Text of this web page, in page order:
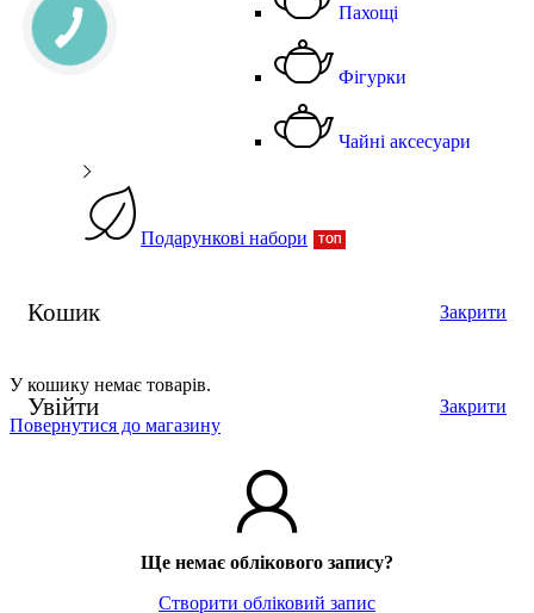
Пахощі
Фігурки
Чайні аксесуари
Подарункові набори ТОП
Кошик Закрити
У кошику немає товарів.
Повернутися до магазину
Увійти Закрити
Ще немає облікового запису?
Створити обліковий запис